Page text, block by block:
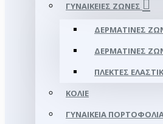
ΓΥΝΑΙΚΕΊΕΣ ΖΏΝΕΣ
ΔΕΡΜΆΤΙΝΕΣ
ΔΕΡΜΆΤΙΝΕΣ
ΠΛΕΚΤΈΣ
ΚΟΛΙΈ
ΓΥΝΑΙΚΕΊΑ